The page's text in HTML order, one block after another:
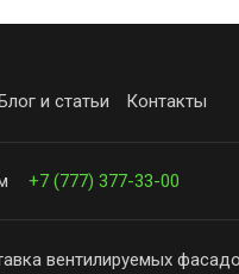
и статьи Контакты
+7 (777) 377-33-00
вентилируемых